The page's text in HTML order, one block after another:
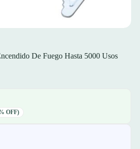
De Fuego Hasta 5000 Usos
OFF)